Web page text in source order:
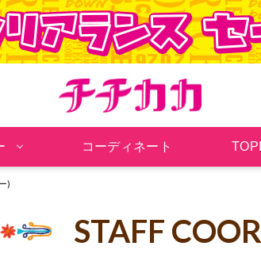
コーディネート
)
STAFF